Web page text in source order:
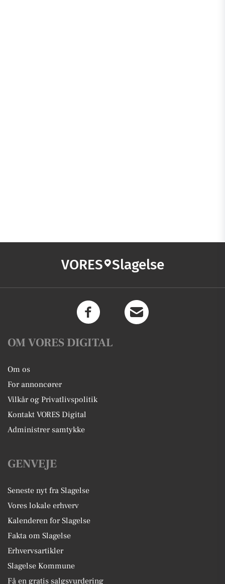
VORES Slagelse
OM VORES DIGITAL
Om os
For annoncører
Vilkår og Privatlivspolitik
Kontakt VORES Digital
Administrer samtykke
GENVEJE
Seneste nyt fra Slagelse
Vores lokale erhverv
Kalenderen for Slagelse
Fakta om Slagelse
Erhvervsartikler
Slagelse Kommune
Få en gratis salgsvurdering